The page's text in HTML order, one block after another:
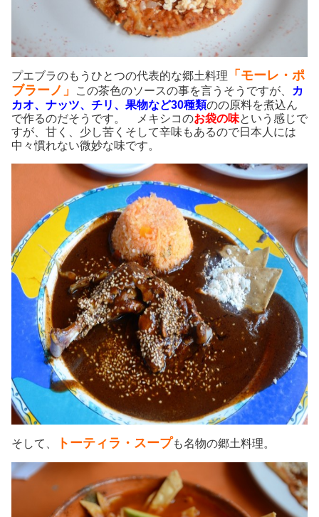
プエブラのもうひとつの代表的な郷土料理
「モーレ・ポ
ブラーノ」
この茶色のソースの事を言うそうですが、
カ
カオ、ナッツ、チリ、果物など30種類のの原料を煮込ん
で作るのだそうです。 メキシコのお袋の味という感じで
すが、甘く、少し苦くそして辛味もあるので日本人には
中々慣れない微妙な味です。
そして、 トーティラ・スープも名物の郷土料理。